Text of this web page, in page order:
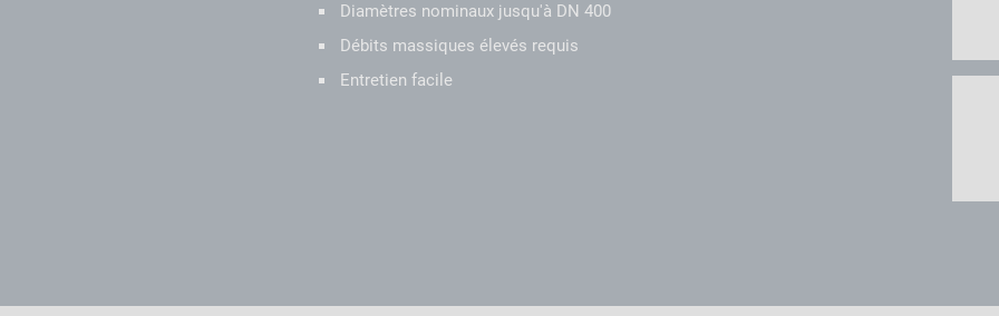
Diamètres nominaux jusqu'à DN 400
Débits massiques élevés requis
Entretien facile